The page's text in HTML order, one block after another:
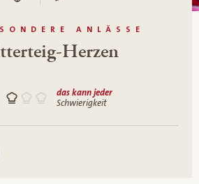
ANLÄSSE
Herzen
das kann jeder
Schwierigkeit